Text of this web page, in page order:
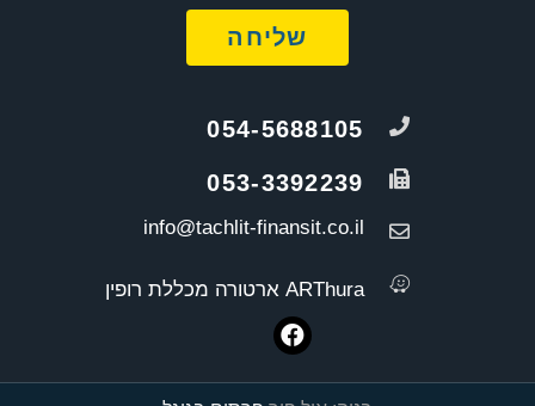
054-5688105
053-3392239
info@tachlit-finansit.co.il
ARThura ארטורה מכללת רופין
שליחה